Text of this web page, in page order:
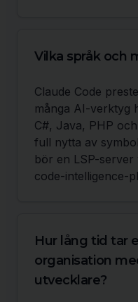
Vilka språk och
Claude Code
många AI-verktyg
C#, Java, PHP
full nytta av
bör en LSP-server
code-intelligence-
Hur lång tid tar
organisation
utvecklare?